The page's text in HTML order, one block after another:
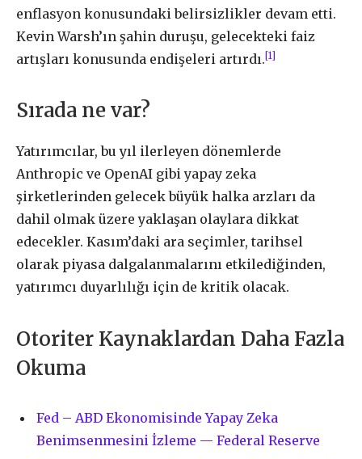
enflasyon konusundaki belirsizlikler devam etti.
Kevin Warsh’ın şahin duruşu, gelecekteki faiz
artışları konusunda endişeleri artırdı.[1]
Sırada ne var?
Yatırımcılar, bu yıl ilerleyen dönemlerde
Anthropic ve OpenAI gibi yapay zeka
şirketlerinden gelecek büyük halka arzları da
dahil olmak üzere yaklaşan olaylara dikkat
edecekler. Kasım’daki ara seçimler, tarihsel
olarak piyasa dalgalanmalarını etkilediğinden,
yatırımcı duyarlılığı için de kritik olacak.
Otoriter Kaynaklardan Daha Fazla
Okuma
Fed – ABD Ekonomisinde Yapay Zeka
Benimsenmesini İzleme — Federal Reserve